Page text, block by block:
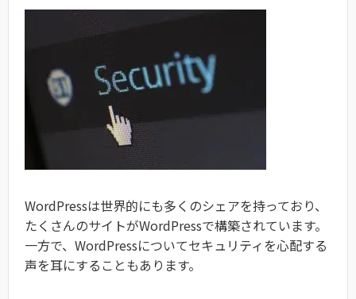
WordPressは世界的にも多くのシェアを持っており、
たくさんのサイトがWordPressで構築されています。
一方で、WordPressについてセキュリティを心配する
声を耳にすることもあります。